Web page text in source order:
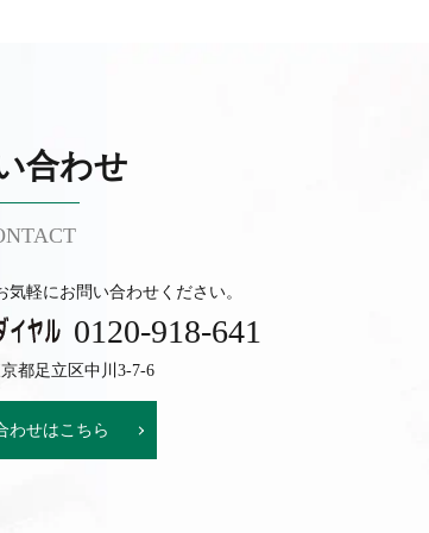
合わせ
軽にお問い合わせください。
0120-918-641
都足立区中川3-7-6
わせはこちら